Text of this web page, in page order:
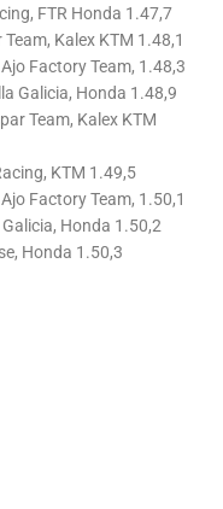
FTR Honda 1.47,7
Kalex KTM 1.48,1
Factory Team, 1.48,3
Galicia, Honda 1.48,9
Team, Kalex KTM
KTM 1.49,5
Factory Team, 1.50,1
Honda 1.50,2
Honda 1.50,3